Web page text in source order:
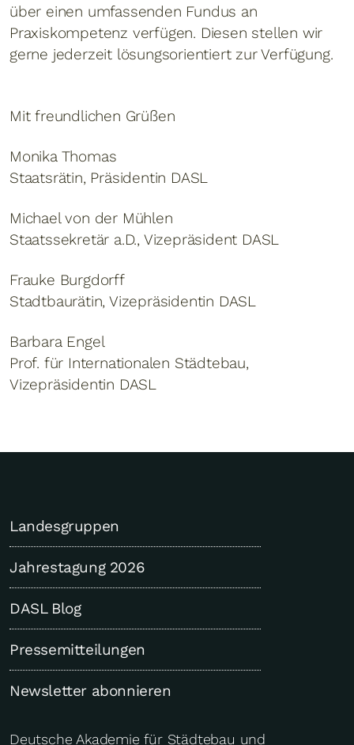
über einen umfassenden Fundus an
Praxiskompetenz verfügen. Diesen stellen wir
gerne jederzeit lösungsorientiert zur Verfügung.
Mit freundlichen Grüßen
Monika Thomas
Staatsrätin, Präsidentin DASL
Michael von der Mühlen
Staatssekretär a.D., Vizepräsident DASL
Frauke Burgdorff
Stadtbaurätin, Vizepräsidentin DASL
Barbara Engel
Prof. für Internationalen Städtebau,
Vizepräsidentin DASL
Landesgruppen
Jahrestagung 2026
DASL Blog
Pressemitteilungen
Newsletter abonnieren
Deutsche Akademie für Städtebau und